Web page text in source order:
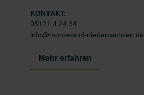
KONTAKT:
05121 4 24 34
info@montessori-niedersachsen.de
Mehr erfahren